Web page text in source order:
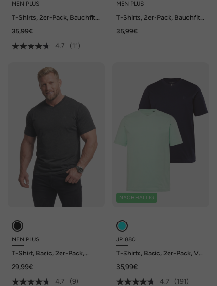
MEN PLUS
T-Shirts, 2er-Pack, Bauchfit,
35,99€
4.7
(11)
MEN PLUS
T-Shirts, 2er-Pack, Bauchfit,
35,99€
MEN PLUS
T-Shirt, Basic, 2er-Pack,
XL
29,99€
4.7
(9)
NACHHALTIG
JP1880
T-Shirts, Basic, 2er-Pack, V-
35,99€
4.7
(191)